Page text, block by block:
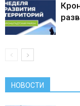
НОВОСТИ